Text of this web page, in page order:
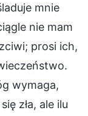
mnie
nie mam
prosi ich,
wymaga,
zła, ale ilu